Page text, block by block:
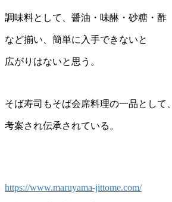
調味料として、醤油・味醂・砂糖・酢
など揃い、簡単に入手できないと
広がりはないと思う。
そば寿司もそば会席料理の一品として、
考案され伝承されている。
https://www.maruyama-jittome.com/